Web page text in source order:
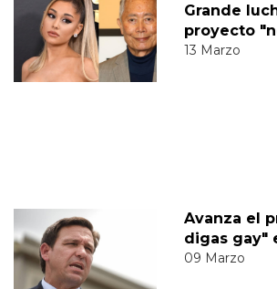
Grande
proyecto
13 Marzo
Avanza el
digas gay"
09 Marzo